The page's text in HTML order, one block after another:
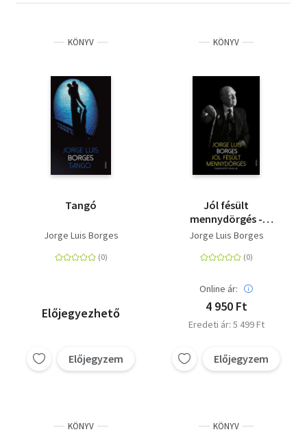
KÖNYV
Tangó
Jorge Luis Borges
Előjegyezhető
Előjegyzem
KÖNYV
Jól fésült
mennydörgés -
Összegyűjtött
Jorge Luis Borges
Online ár:
4 950 Ft
Eredeti ár: 5 499 Ft
Előjegyzem
KÖNYV KÖNYV